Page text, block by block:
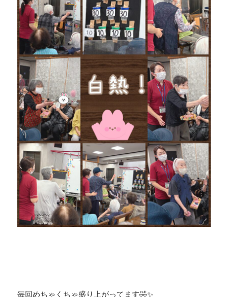
毎回めちゃくちゃ盛り上がってます🤣✨